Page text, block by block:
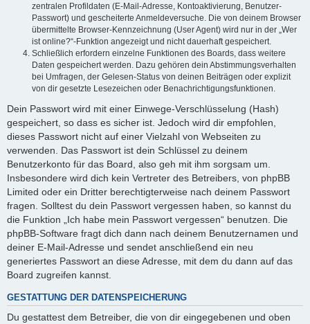
zentralen Profildaten (E-Mail-Adresse, Kontoaktivierung, Benutzer-
Passwort) und gescheiterte Anmeldeversuche. Die von deinem Browser
übermittelte Browser-Kennzeichnung (User Agent) wird nur in der „Wer
ist online?“-Funktion angezeigt und nicht dauerhaft gespeichert.
Schließlich erfordern einzelne Funktionen des Boards, dass weitere
Daten gespeichert werden. Dazu gehören dein Abstimmungsverhalten
bei Umfragen, der Gelesen-Status von deinen Beiträgen oder explizit
von dir gesetzte Lesezeichen oder Benachrichtigungsfunktionen.
Dein Passwort wird mit einer Einwege-Verschlüsselung (Hash)
gespeichert, so dass es sicher ist. Jedoch wird dir empfohlen,
dieses Passwort nicht auf einer Vielzahl von Webseiten zu
verwenden. Das Passwort ist dein Schlüssel zu deinem
Benutzerkonto für das Board, also geh mit ihm sorgsam um.
Insbesondere wird dich kein Vertreter des Betreibers, von phpBB
Limited oder ein Dritter berechtigterweise nach deinem Passwort
fragen. Solltest du dein Passwort vergessen haben, so kannst du
die Funktion „Ich habe mein Passwort vergessen“ benutzen. Die
phpBB-Software fragt dich dann nach deinem Benutzernamen und
deiner E-Mail-Adresse und sendet anschließend ein neu
generiertes Passwort an diese Adresse, mit dem du dann auf das
Board zugreifen kannst.
GESTATTUNG DER DATENSPEICHERUNG
Du gestattest dem Betreiber, die von dir eingegebenen und oben